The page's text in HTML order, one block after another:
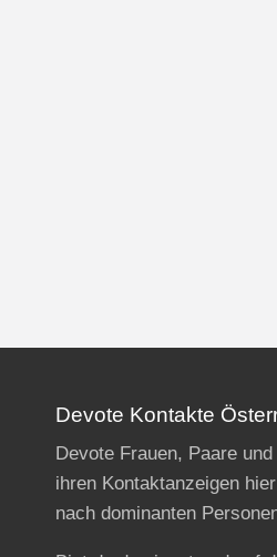
Devote Kontakte
Devote Frauen, Paare
ihren Kontaktanzeigen
nach dominanten